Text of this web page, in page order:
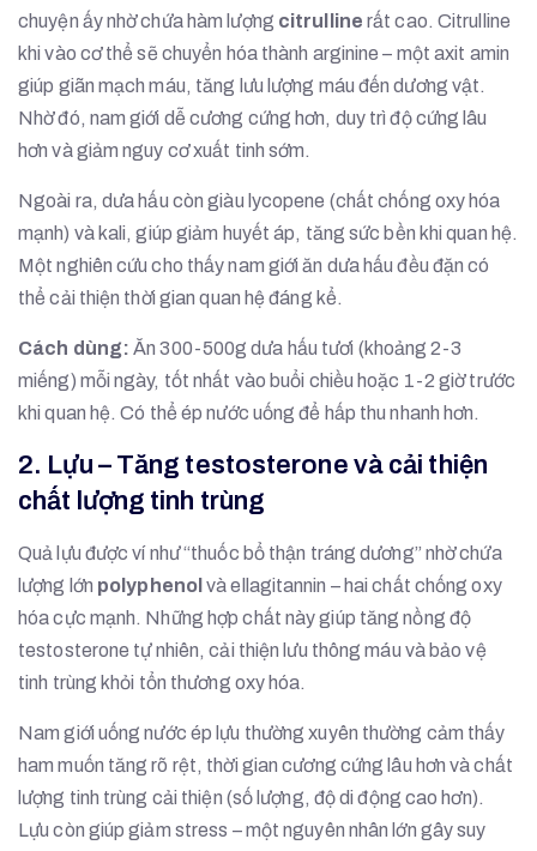
chuyện ấy nhờ chứa hàm lượng citrulline rất cao. Citrulline
khi vào cơ thể sẽ chuyển hóa thành arginine – một axit amin
giúp giãn mạch máu, tăng lưu lượng máu đến dương vật.
Nhờ đó, nam giới dễ cương cứng hơn, duy trì độ cứng lâu
hơn và giảm nguy cơ xuất tinh sớm.
Ngoài ra, dưa hấu còn giàu lycopene (chất chống oxy hóa
mạnh) và kali, giúp giảm huyết áp, tăng sức bền khi quan hệ.
Một nghiên cứu cho thấy nam giới ăn dưa hấu đều đặn có
thể cải thiện thời gian quan hệ đáng kể.
Cách dùng: Ăn 300-500g dưa hấu tươi (khoảng 2-3
miếng) mỗi ngày, tốt nhất vào buổi chiều hoặc 1-2 giờ trước
khi quan hệ. Có thể ép nước uống để hấp thu nhanh hơn.
2. Lựu – Tăng testosterone và cải thiện
chất lượng tinh trùng
Quả lựu được ví như “thuốc bổ thận tráng dương” nhờ chứa
lượng lớn polyphenol và ellagitannin – hai chất chống oxy
hóa cực mạnh. Những hợp chất này giúp tăng nồng độ
testosterone tự nhiên, cải thiện lưu thông máu và bảo vệ
tinh trùng khỏi tổn thương oxy hóa.
Nam giới uống nước ép lựu thường xuyên thường cảm thấy
ham muốn tăng rõ rệt, thời gian cương cứng lâu hơn và chất
lượng tinh trùng cải thiện (số lượng, độ di động cao hơn).
Lựu còn giúp giảm stress – một nguyên nhân lớn gây suy